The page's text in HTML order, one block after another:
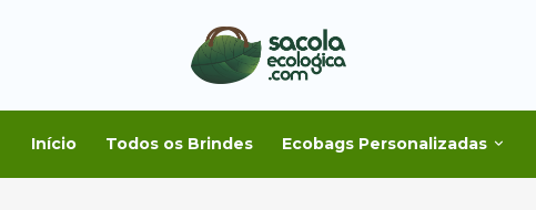
Início Todos os Brindes Ecobags Personalizadas